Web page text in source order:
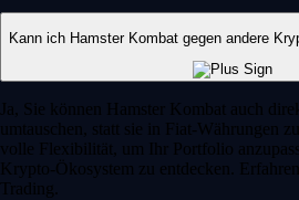
Kann ich Hamster Kombat gegen andere
Ja, Sie können Hamster Kombat auch
umtauschen, statt sie in Fiat-Währungen
volle Flexibilität, um Ihr Portfolio
Krypto-Ökosystem zu entdecken.
Trading.